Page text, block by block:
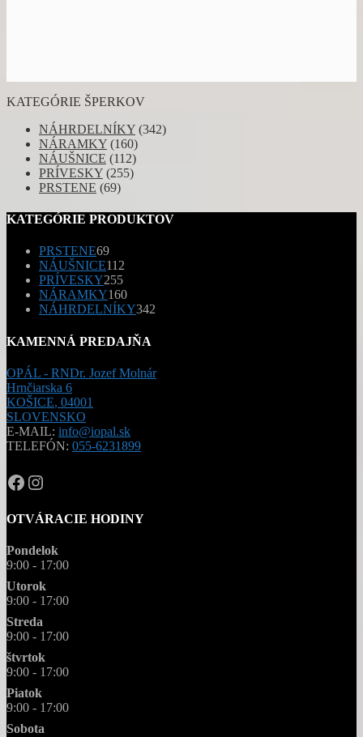
KATEGÓRIE ŠPERKOV
NÁHRDELNÍKY (342)
NÁRAMKY (160)
NÁUŠNICE (112)
PRÍVESKY (255)
PRSTENE (69)
KATEGÓRIE PRODUKTOV
PRSTENE6969
produktov
NÁUŠNICE112
PRÍVESKY255255
produktov
NÁRAMKY160160
produktov
NÁHRDELNÍKY342
KAMENNÁ PREDAJŇA
OPÁL - RNDr. Jozef Molnár
Hrnčiarska 6
KOŠICE, 04001
SLOVENSKO
E-MAIL: info@iopal.sk
TELEFÓN: 055-6231899
OPAL.drahokamy
opal.drahokamy
OTVÁRACIE HODINY
Pondelok
9:00 - 17:00
Utorok
9:00 - 17:00
Streda
9:00 - 17:00
štvrtok
9:00 - 17:00
Piatok
9:00 - 17:00
Sobota